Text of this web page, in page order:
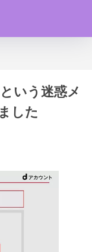
いう迷惑メ
した